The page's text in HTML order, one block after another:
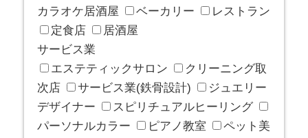
カラオケ居酒屋
ベーカリー
レストラン
定食店
居酒屋
サービス業
エステティックサロン
クリーニング取
次店
サービス業(鉄骨設計)
ジュエリー
デザイナー
スピリチュアルヒーリング
パーソナルカラー
ピアノ教室
ペット美